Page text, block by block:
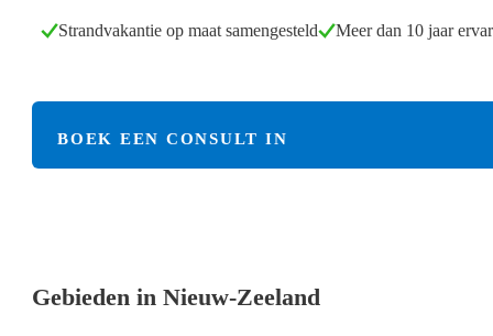
Strandvakantie op maat samengesteld Meer dan 10 jaar
BOEK EEN CONSULT IN
Gebieden in Nieuw-Zeeland